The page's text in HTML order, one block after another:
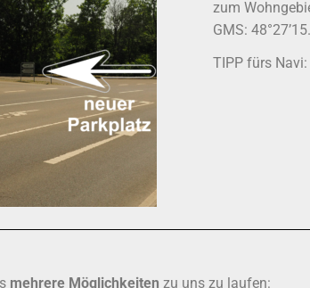
zum
GMS:
TIPP fürs
mehrere Möglichkeiten zu uns zu laufen: